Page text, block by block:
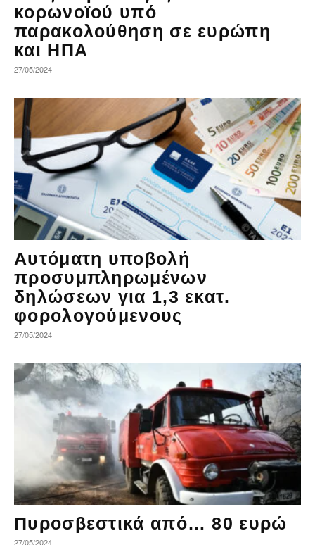
κορωνοϊού υπό
παρακολούθηση σε ευρώπη
και ΗΠΑ
27/05/2024
Αυτόματη υποβολή
προσυμπληρωμένων
δηλώσεων για 1,3 εκατ.
φορολογούμενους
27/05/2024
Πυροσβεστικά από… 80 ευρώ
27/05/2024